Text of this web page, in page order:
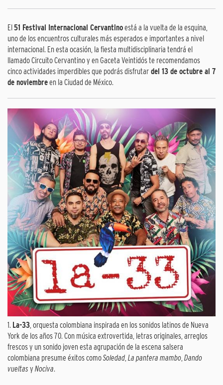
El 51 Festival Internacional Cervantinoestá a la vuelta de la esquina,
uno de los encuentros culturales más esperados e importantes a nivel
internacional. En esta ocasión, la fiesta multidisciplinaria tendrá el
llamado Circuito Cervantino y en Gaceta Veintidós te recomendamos
cinco actividades imperdibles que podrás disfrutar del 13 de octubre al 7
de noviembreen la Ciudad de México.
1. La-33, orquesta colombiana inspirada en los sonidos latinos de Nueva
York de los años 70. Con música extrovertida, letras originales, arreglos
frescos y un sonido joven esta agrupación de la escena salsera
colombiana presume éxitos comoSoledad, La pantera mambo, Dando
vueltas y Nociva.